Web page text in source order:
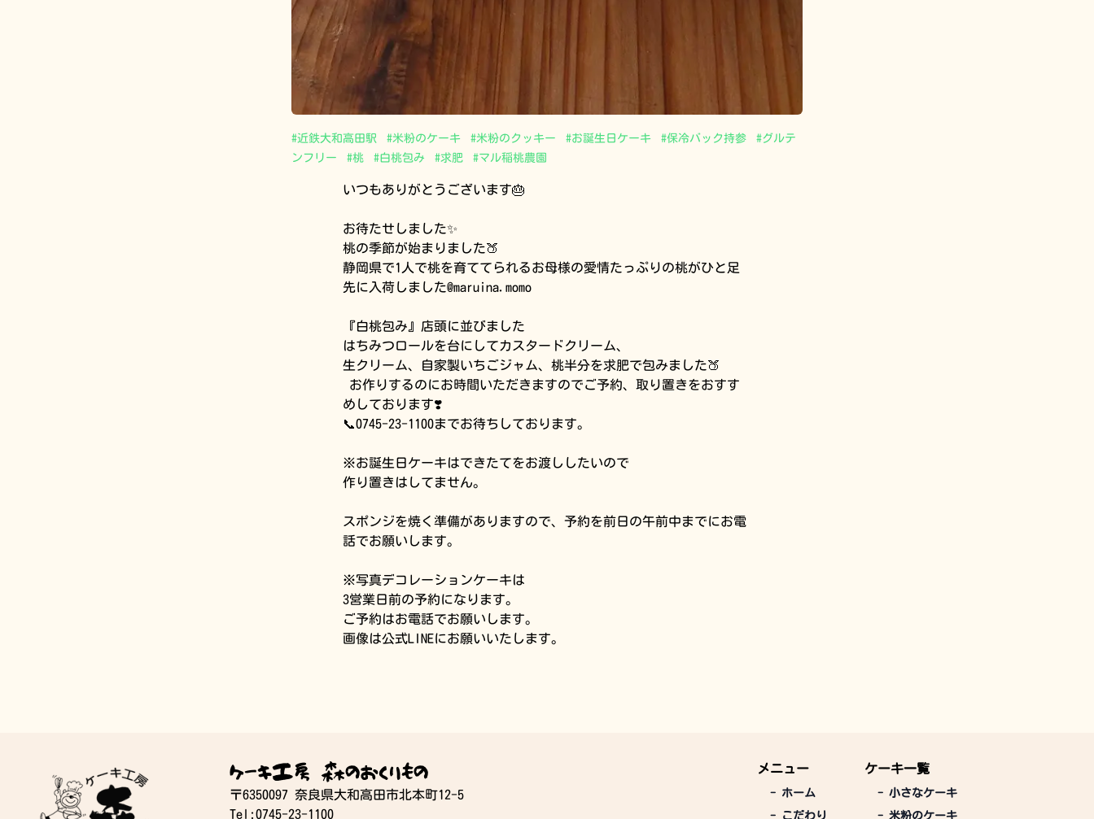
#近鉄大和高田駅 #米粉のケーキ #米粉のクッキー #お誕生日ケーキ #保冷バック持参 #グルテ
ンフリー
#桃 #白桃包み #求肥 #マル稲桃農園
いつもありがとうございます🎂
お待たせしました✨
桃の季節が始まりました🍑
静岡県で1人で桃を育ててられるお母様の愛情たっぷりの桃がひと足
先に入荷しました@maruina.momo
『白桃包み』店頭に並びました
はちみつロールを台にしてカスタードクリーム、
生クリーム、自家製いちごジャム、桃半分を求肥で包みました🍑
お作りするのにお時間いただきますのでご予約、取り置きをおすす
めしております❣️
📞0745-23-1100までお待ちしております。
※お誕生日ケーキはできたてをお渡ししたいので
作り置きはしてません。
スポンジを焼く準備がありますので、予約を前日の午前中までにお電
話でお願いします。
※写真デコレーションケーキは
3営業日前の予約になります。
ご予約はお電話でお願いします。
画像は公式LINEにお願いいたします。
ケーキ工房 森のおくりもの
〒6350097 奈良県大和高田市北本町12-5
Tel:0745-23-1100
メニュー
- ホーム
-
こだわり
ケーキ一覧
- 小さなケーキ
- 米粉のケーキ